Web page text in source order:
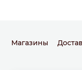
Магазины